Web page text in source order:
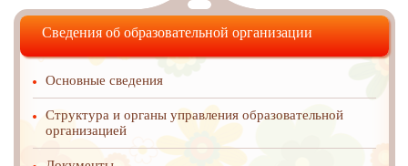
Сведения об образовательной организации
Основные сведения
Структура и органы управления образовательной
организацией